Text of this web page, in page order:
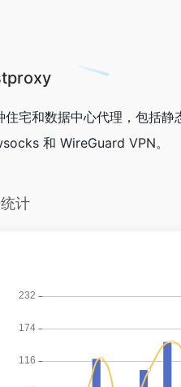
住宅和数据中心代理，包括
和 WireGuard VPN。
计